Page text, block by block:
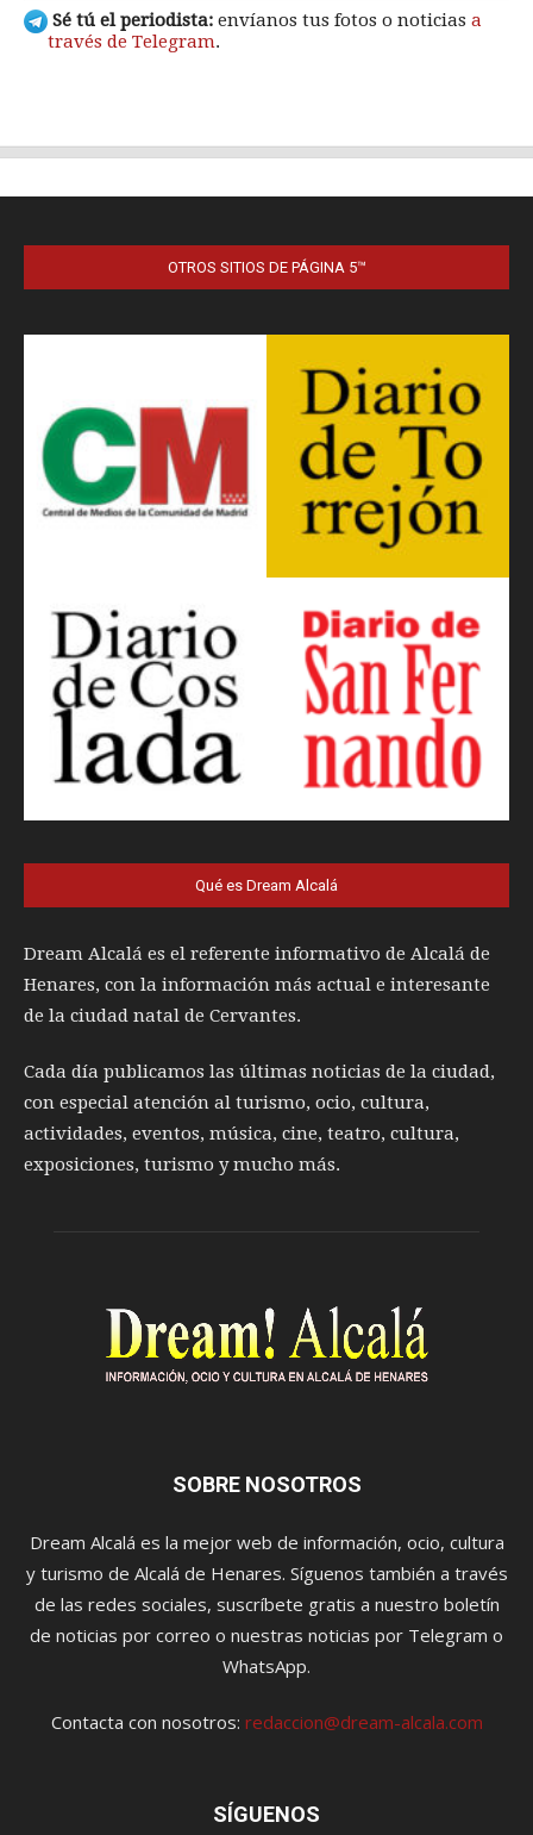
OTROS SITIOS DE PÁGINA 5™
Qué es Dream Alcalá
Dream Alcalá es el referente informativo de Alcalá de
Henares, con la información más actual e interesante
de la ciudad natal de Cervantes.
Cada día publicamos las últimas noticias de la ciudad,
con especial atención al turismo, ocio, cultura,
actividades, eventos, música, cine, teatro, cultura,
exposiciones, turismo y mucho más.
SOBRE NOSOTROS
Dream Alcalá es la mejor web de información, ocio, cultura
y turismo de Alcalá de Henares. Síguenos también a través
de las redes sociales, suscríbete gratis a nuestro boletín
de noticias por correo o nuestras noticias por Telegram o
WhatsApp.
Contacta con nosotros: redaccion@dream-alcala.com
SÍGUENOS